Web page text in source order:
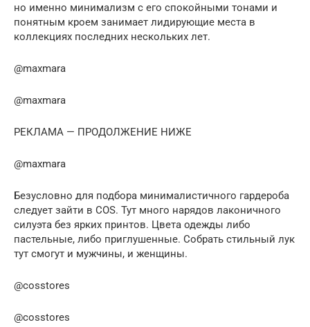
но именно минимализм с его спокойными тонами и
понятным кроем занимает лидирующие места в
коллекциях последних нескольких лет.
@maxmara
@maxmara
РЕКЛАМА — ПРОДОЛЖЕНИЕ НИЖЕ
@maxmara
Безусловно для подбора минималистичного гардероба
следует зайти в COS. Тут много нарядов лаконичного
силуэта без ярких принтов. Цвета одежды либо
пастельные, либо приглушенные. Собрать стильный лук
тут смогут и мужчины, и женщины.
@cosstores
@cosstores